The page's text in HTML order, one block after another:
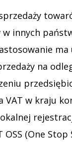
innych
na
VAT w kraju
OSS (One Stop